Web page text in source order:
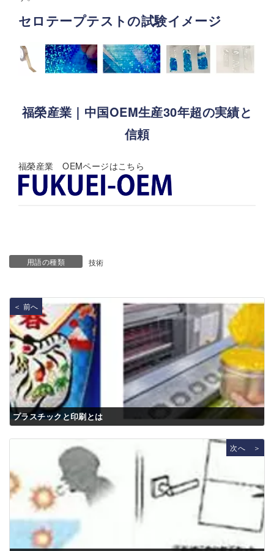
セロテープテストの試験イメージ
福榮産業｜中国OEM生産30年超の実績と
信頼
福榮産業 OEMページはこちら
用語の種類 技術
＜ 前へ
プラスチックと印刷とは
次へ ＞